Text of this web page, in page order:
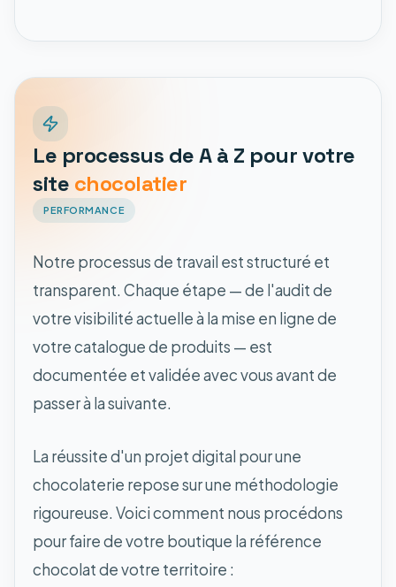
Le processus de A à Z pour votre
site chocolatier
PERFORMANCE
Notre processus de travail est structuré et
transparent. Chaque étape — de l'audit de
votre visibilité actuelle à la mise en ligne de
votre catalogue de produits — est
documentée et validée avec vous avant de
passer à la suivante.
La réussite d'un projet digital pour une
chocolaterie repose sur une méthodologie
rigoureuse. Voici comment nous procédons
pour faire de votre boutique la référence
chocolat de votre territoire :